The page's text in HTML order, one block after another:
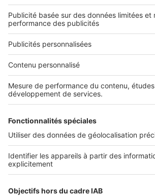
Nous contacter
Nous recrutons
NOS APPLICATIONS
Découvrez nos applications
Tous nos services pro
Accès client
À DÉCOUVRIR
Annuaire des professionnels